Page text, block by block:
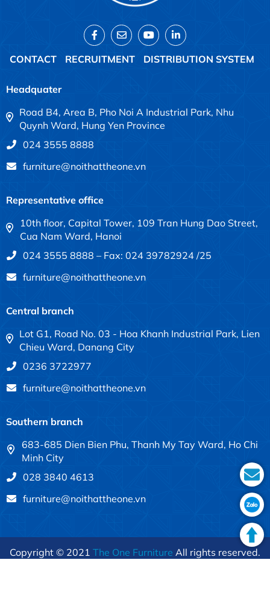
CONTACT RECRUITMENT DISTRIBUTION SYSTEM
Headquater
Road B4, Area B, Pho Noi A Industrial Park, Nhu
Quynh Ward, Hung Yen Province
024 3555 8888
furniture@noithattheone.vn
Representative office
10th floor, Capital Tower, 109 Tran Hung Dao Street,
Cua Nam Ward, Hanoi
024 3555 8888 – Fax: 024 39782924 /25
furniture@noithattheone.vn
Central branch
Lot G1, Road No. 03 - Hoa Khanh Industrial Park, Lien
Chieu Ward, Danang City
0236 3722977
furniture@noithattheone.vn
Southern branch
683-685 Dien Bien Phu, Thanh My Tay Ward, Ho Chi
Minh City
028 3840 4613
furniture@noithattheone.vn
Copyright © 2021 The One Furniture All rights reserved.